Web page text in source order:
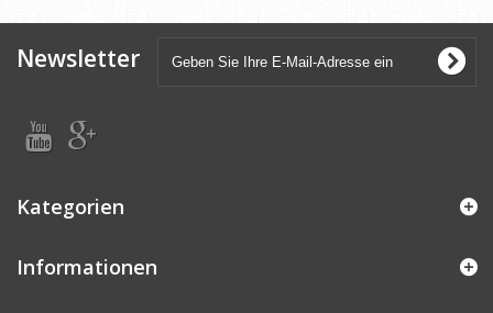
Newsletter
Kategorien
Informationen